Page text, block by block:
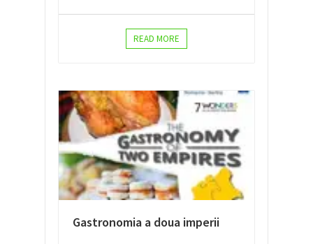
READ MORE
Gastronomia a doua imperii